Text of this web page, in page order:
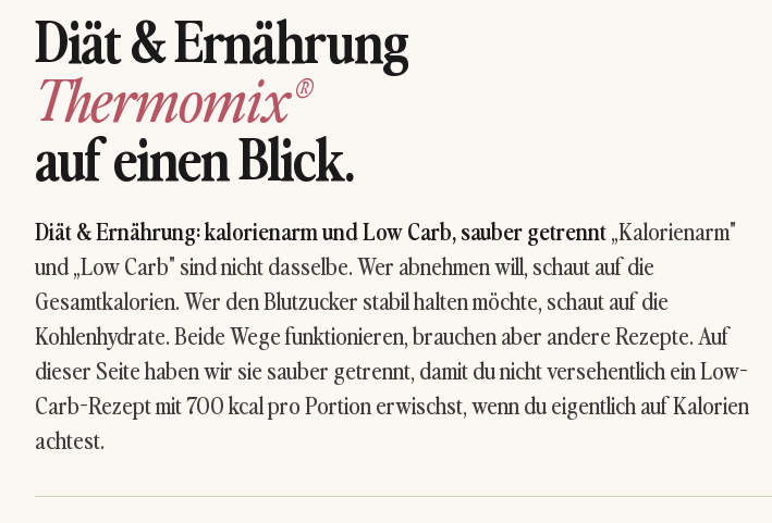
Diät & Ernährung
Thermomix®
auf einen Blick.
Diät & Ernährung: kalorienarm und Low Carb, sauber getrennt„Kalorienarm"
und „Low Carb" sind nicht dasselbe. Wer abnehmen will, schaut auf die
Gesamtkalorien. Wer den Blutzucker stabil halten möchte, schaut auf die
Kohlenhydrate. Beide Wege funktionieren, brauchen aber andere Rezepte. Auf
dieser Seite haben wir sie sauber getrennt, damit du nicht versehentlich ein Low-
Carb-Rezept mit 700 kcal pro Portion erwischst, wenn du eigentlich auf Kalorien
achtest.